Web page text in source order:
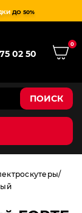
ДО 50%
02 50
0
ПОИСК